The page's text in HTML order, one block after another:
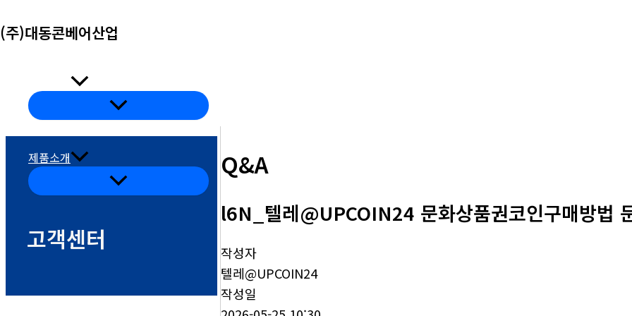
텐
뛰
(주)대동콘베어산업
메
뉴
토
글
제품소개
메
뉴
토
고객센터
Q&A
l6N_텔레@UPCOIN24 문화상품권코인구매방법
작성자
텔레@UPCOIN24
작성일